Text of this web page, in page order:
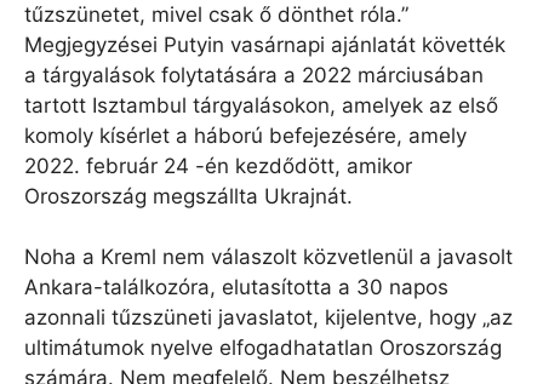
tűzszünetet, mivel csak ő dönthet róla.”
Megjegyzései Putyin vasárnapi ajánlatát követték
a tárgyalások folytatására a 2022 márciusában
tartott Isztambul tárgyalásokon, amelyek az első
komoly kísérlet a háború befejezésére, amely
2022. február 24 -én kezdődött, amikor
Oroszország megszállta Ukrajnát.
Noha a Kreml nem válaszolt közvetlenül a javasolt
Ankara-találkozóra, elutasította a 30 napos
azonnali tűzszüneti javaslatot, kijelentve, hogy „az
ultimátumok nyelve elfogadhatatlan Oroszország
számára. Nem megfelelő. Nem beszélhetsz